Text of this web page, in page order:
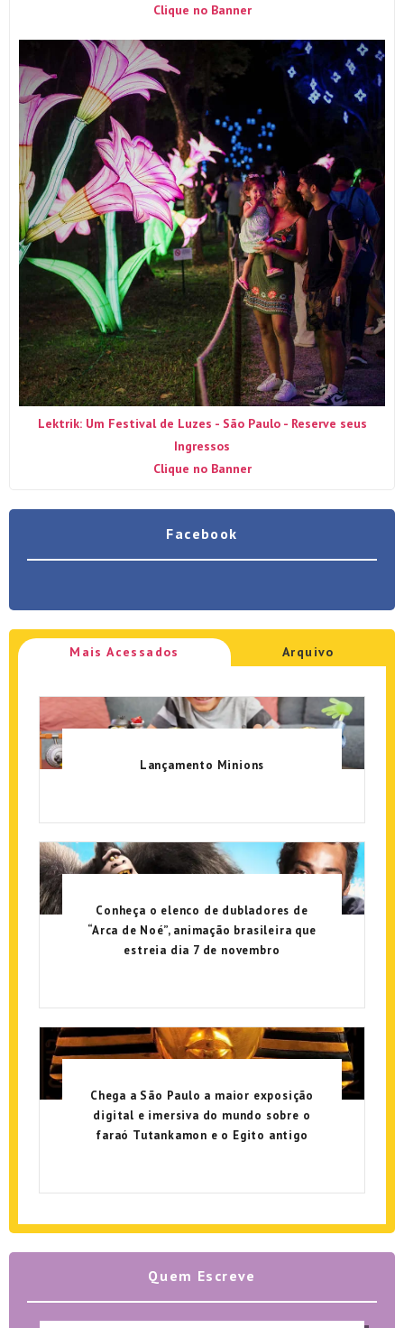
Clique no Banner
Lektrik: Um Festival de Luzes - São Paulo - Reserve seus
Ingressos
Clique no Banner
Facebook
Mais Acessados Arquivo
Lançamento Minions
Conheça o elenco de dubladores de
“Arca de Noé”, animação brasileira que
estreia dia 7 de novembro
Chega a São Paulo a maior exposição
digital e imersiva do mundo sobre o
faraó Tutankamon e o Egito antigo
Quem Escreve